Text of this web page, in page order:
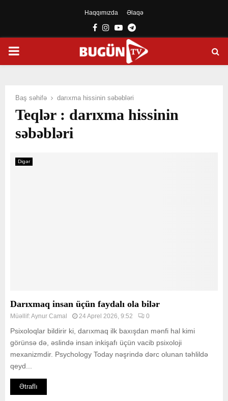
Haqqımızda Əlaqə
Facebook
Instagram
YoutubeTelegram
PRIMARY
Baş səhifə darıxma hissinin səbəbləri
Teqlər : darıxma hissinin
səbəbləri
Digər
Darıxmaq insan üçün faydalı ola bilər
Müəllif:Aynur Camal 24 Aprel 2026, 9:52 0
Psixoloqlar bildirir ki, darıxmaq ilk baxışdan mənfi hal kimi
görünsə də, əslində insan inkişafı üçün vacib psixoloji
mexanizmdir. Psychology Today nəşrində dərc olunan təhlildə
qeyd...
Ətraflı